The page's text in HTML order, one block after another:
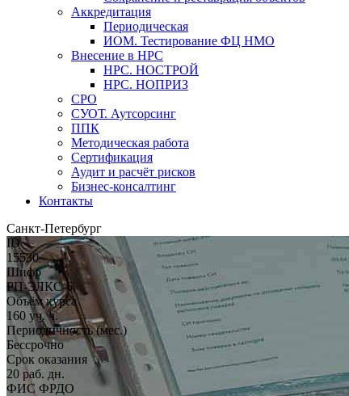
Аккредитация
Периодическая
ИОМ. Тестирование ФЦ НМО
Внесение в НРС
НРС. НОСТРОЙ
НРС. НОПРИЗ
СРО
СУОТ. Аутсорсинг
ППК
Методическая работа
Сертификация
Аудит и расчёт рисков
Бизнес-консалтинг
Контакты
Санкт-Петербург
ID
15530
Шифр
РП-ЭЛКС-6
Объём курса
160 уч. ч.
Периодичность (мес.)
Бессрочно
Срок оказания
20 раб. дн.
ФИС ФРДО